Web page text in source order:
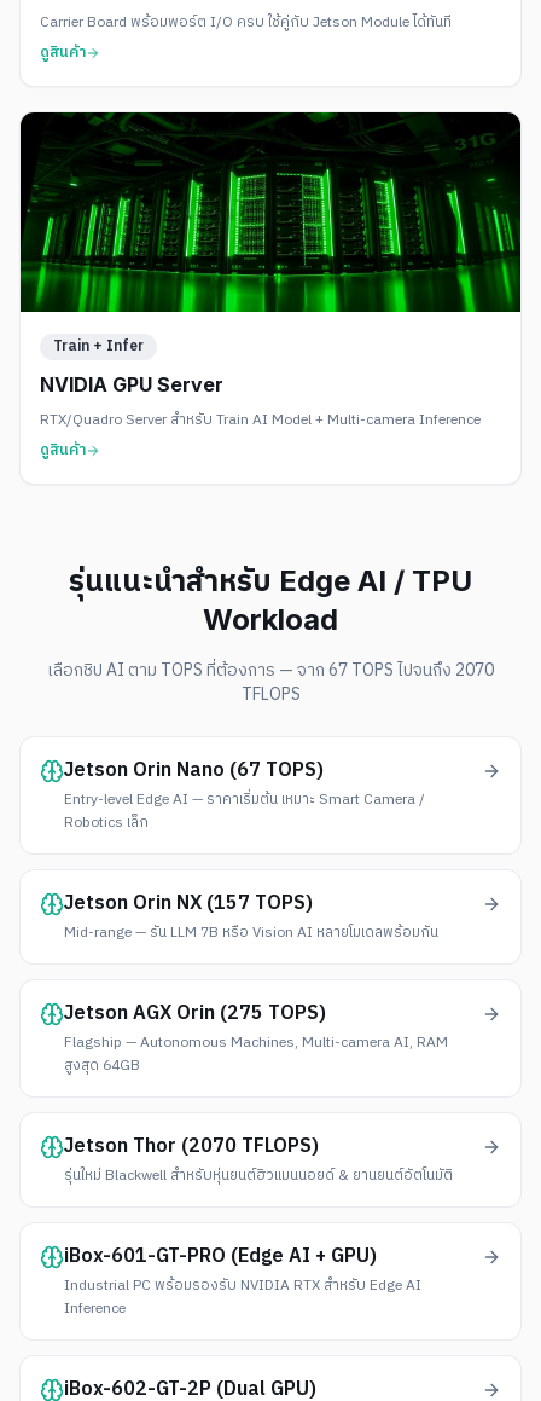
Carrier Board พร้อมพอร์ต I/O ครบ ใช้คู่กับ Jetson Module ได้ทันที
ดูสินค้า
Train + Infer
NVIDIA GPU Server
RTX/Quadro Server สำหรับ Train AI Model + Multi-camera Inference
ดูสินค้า
รุ่นแนะนำสำหรับ Edge AI / TPU
Workload
เลือกชิป AI ตาม TOPS ที่ต้องการ — จาก 67 TOPS ไปจนถึง 2070
TFLOPS
Jetson Orin Nano (67 TOPS)
Entry-level Edge AI — ราคาเริ่มต้น เหมาะ Smart Camera /
Robotics เล็ก
Jetson Orin NX (157 TOPS)
Mid-range — รัน LLM 7B หรือ Vision AI หลายโมเดลพร้อมกัน
Jetson AGX Orin (275 TOPS)
Flagship — Autonomous Machines, Multi-camera AI, RAM
สูงสุด 64GB
Jetson Thor (2070 TFLOPS)
รุ่นใหม่ Blackwell สำหรับหุ่นยนต์ฮิวแมนนอยด์ & ยานยนต์อัตโนมัติ
iBox-601-GT-PRO (Edge AI + GPU)
Industrial PC พร้อมรองรับ NVIDIA RTX สำหรับ Edge AI
Inference
iBox-602-GT-2P (Dual GPU)